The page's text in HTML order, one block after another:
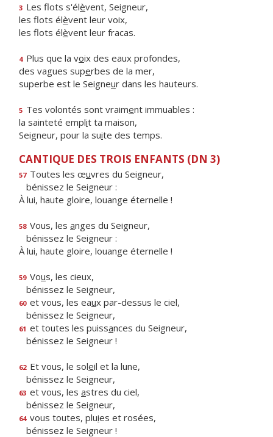
3 Les flots s'élèvent, Seigneur,
les flots élèvent leur voix,
les flots élèvent leur fracas.
4 Plus que la voix des eaux profondes,
des vagues superbes de la mer,
superbe est le Seigneur dans les hauteurs.
5 Tes volontés sont vraiment immuables :
la sainteté emplit ta maison,
Seigneur, pour la suite des temps.
CANTIQUE DES TROIS ENFANTS (DN 3)
57 Toutes les œuvres du Seigneur,
bénissez le Seigneur :
À lui, haute gloire, louange éternelle !
58 Vous, les anges du Seigneur,
bénissez le Seigneur :
À lui, haute gloire, louange éternelle !
59 Vous, les cieux,
bénissez le Seigneur,
60 et vous, les eaux par-dessus le ciel,
bénissez le Seigneur,
61 et toutes les puissances du Seigneur,
bénissez le Seigneur !
62 Et vous, le soleil et la lune,
bénissez le Seigneur,
63 et vous, les astres du ciel,
bénissez le Seigneur,
64 vous toutes, pluies et rosées,
bénissez le Seigneur !